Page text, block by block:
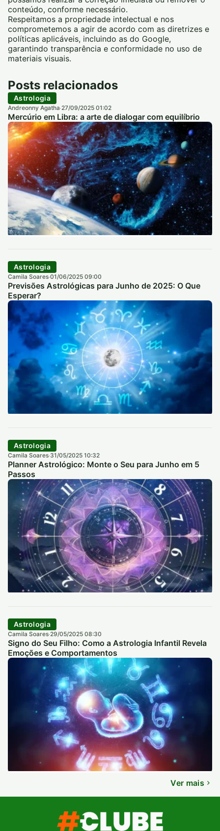
conteúdo, conforme necessário.
Respeitamos a propriedade intelectual e nos
comprometemos a agir de acordo com as diretrizes e
políticas aplicáveis, incluindo as do Google,
garantindo transparência e conformidade no uso de
materiais visuais.
Posts relacionados
Astrologia
Andreonny Agatha·27/09/2025 01:02
Mercúrio em Libra: a arte de dialogar com equilíbrio
Astrologia
Camila Soares·01/06/2025 09:00
Previsões Astrológicas para Junho de 2025: O Que
Esperar?
Astrologia
Camila Soares·31/05/2025 10:32
Planner Astrológico: Monte o Seu para Junho em 5
Passos
Astrologia
Camila Soares·29/05/2025 08:30
Signo do Seu Filho: Como a Astrologia Infantil Revela
Emoções e Comportamentos
Ver mais